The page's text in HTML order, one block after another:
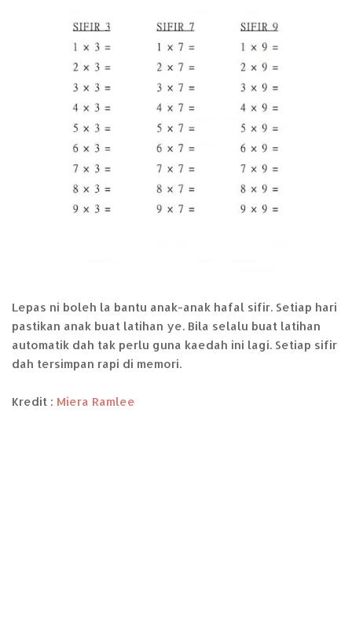
Lepas ni boleh la bantu anak-anak hafal sifir. Setiap hari
pastikan anak buat latihan ye. Bila selalu buat latihan
automatik dah tak perlu guna kaedah ini lagi. Setiap sifir
dah tersimpan rapi di memori.
Kredit : Miera Ramlee